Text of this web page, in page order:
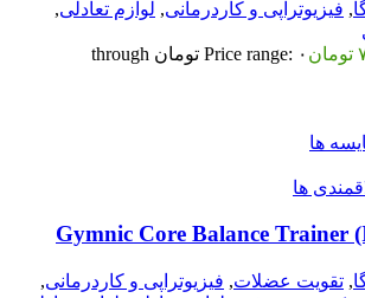
, فیزیوتراپی و کاردرمانی, لوازم تعادلی,
تومان
Price range: ۰ تومان through
ها
ها
, تقویت عضلات, فیزیوتراپی و کاردرمانی,